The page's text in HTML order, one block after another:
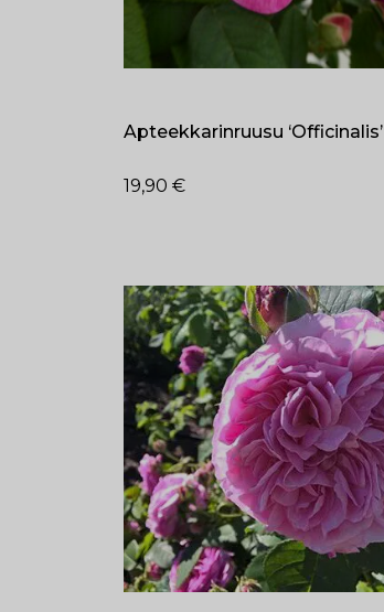
Apteekkarinruusu ‘Officinalis’
19,90 €